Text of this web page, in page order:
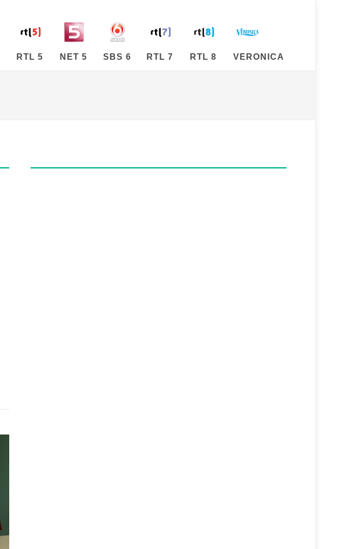
RTL 5 NET 5 SBS 6 RTL 7 RTL 8 VERONICA